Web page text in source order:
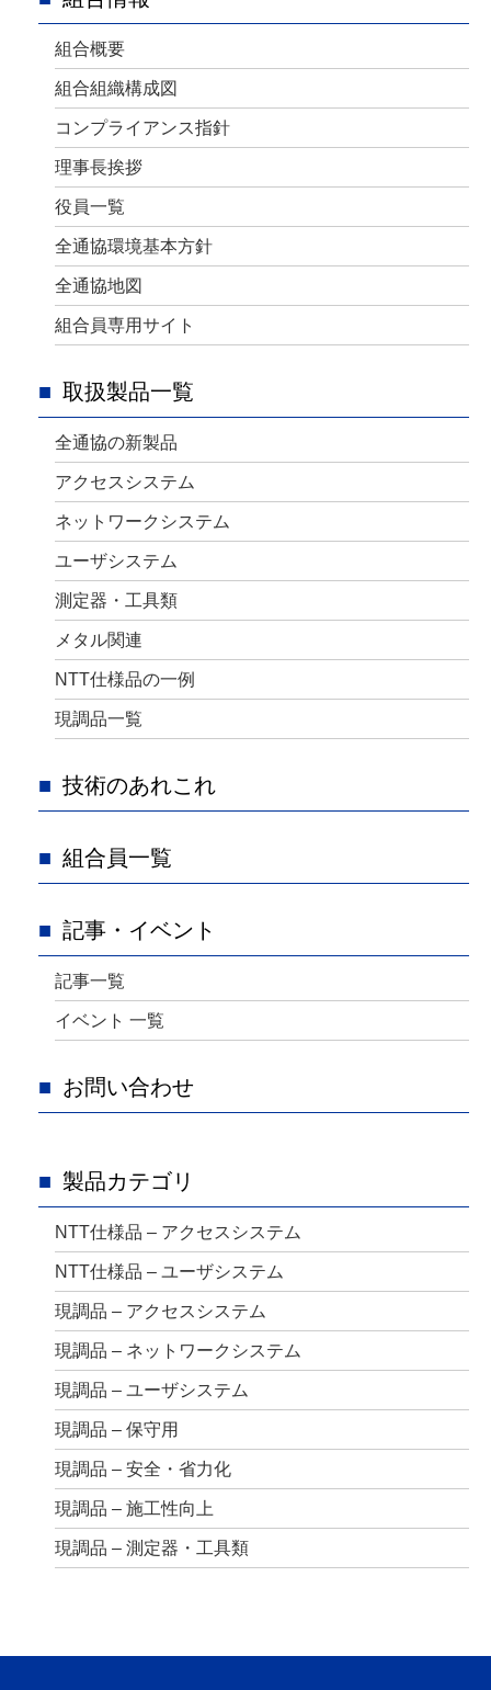
組合概要
組合組織構成図
コンプライアンス指針
理事長挨拶
役員一覧
全通協環境基本方針
全通協地図
組合員専用サイト
取扱製品一覧
全通協の新製品
アクセスシステム
ネットワークシステム
ユーザシステム
測定器・工具類
メタル関連
NTT仕様品の一例
現調品一覧
技術のあれこれ
組合員一覧
記事・イベント
記事一覧
イベント 一覧
お問い合わせ
製品カテゴリ
NTT仕様品 – アクセスシステム
NTT仕様品 – ユーザシステム
現調品 – アクセスシステム
現調品 – ネットワークシステム
現調品 – ユーザシステム
現調品 – 保守用
現調品 – 安全・省力化
現調品 – 施工性向上
現調品 – 測定器・工具類